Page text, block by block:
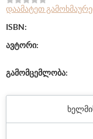
დაამატეთ
ISBN:
ავტორი:
გამომცემლობა: